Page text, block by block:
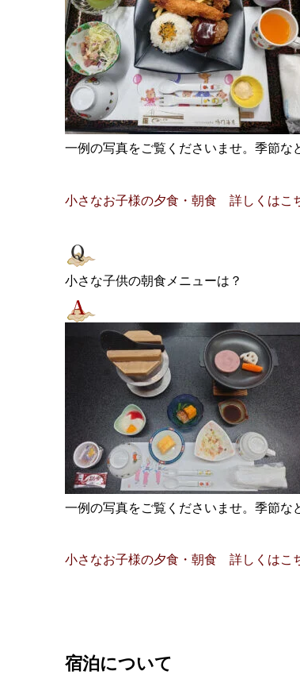
一例の写真をご覧くださいませ。季節な
小さなお子様の夕食・朝食 詳しくはこ
小さな子供の朝食メニューは？
一例の写真をご覧くださいませ。季節な
小さなお子様の夕食・朝食 詳しくはこ
宿泊について